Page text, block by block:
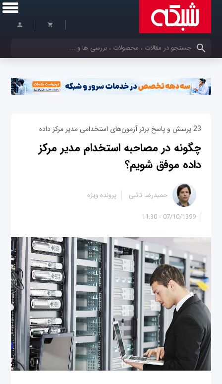
کلمات کلیدی خود را وارد کنید
23 پرسش و پاسخ برتر آزمون‌های استخدامی مدیر مرکز داده
چگونه در مصاحبه استخدام مدیر مرکز
داده موفق شویم؟
07/10/1399 - 11:30
حمیدرضا تائبی پرونده ویژه